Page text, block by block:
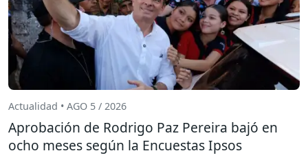
Actualidad • AGO 5 / 2026
Aprobación de Rodrigo Paz Pereira bajó en
ocho meses según la Encuestas Ipsos